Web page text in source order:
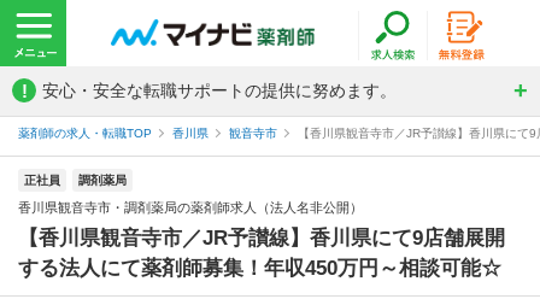
! 安心・安全な転職サポートの提供に努めます。
薬剤師の求人・転職TOP 香川県 観音寺市 【香川県観音寺市／JR予讃線】香川県に
正社員 調剤薬局
香川県観音寺市・調剤薬局の薬剤師求人（法人名非公開）
【香川県観音寺市／JR予讃線】香川県にて9店舗展開
する法人にて薬剤師募集！年収450万円～相談可能☆